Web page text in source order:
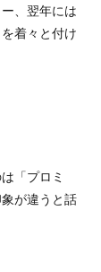
、翌年には
着々と付け
「プロミ
が違うと話